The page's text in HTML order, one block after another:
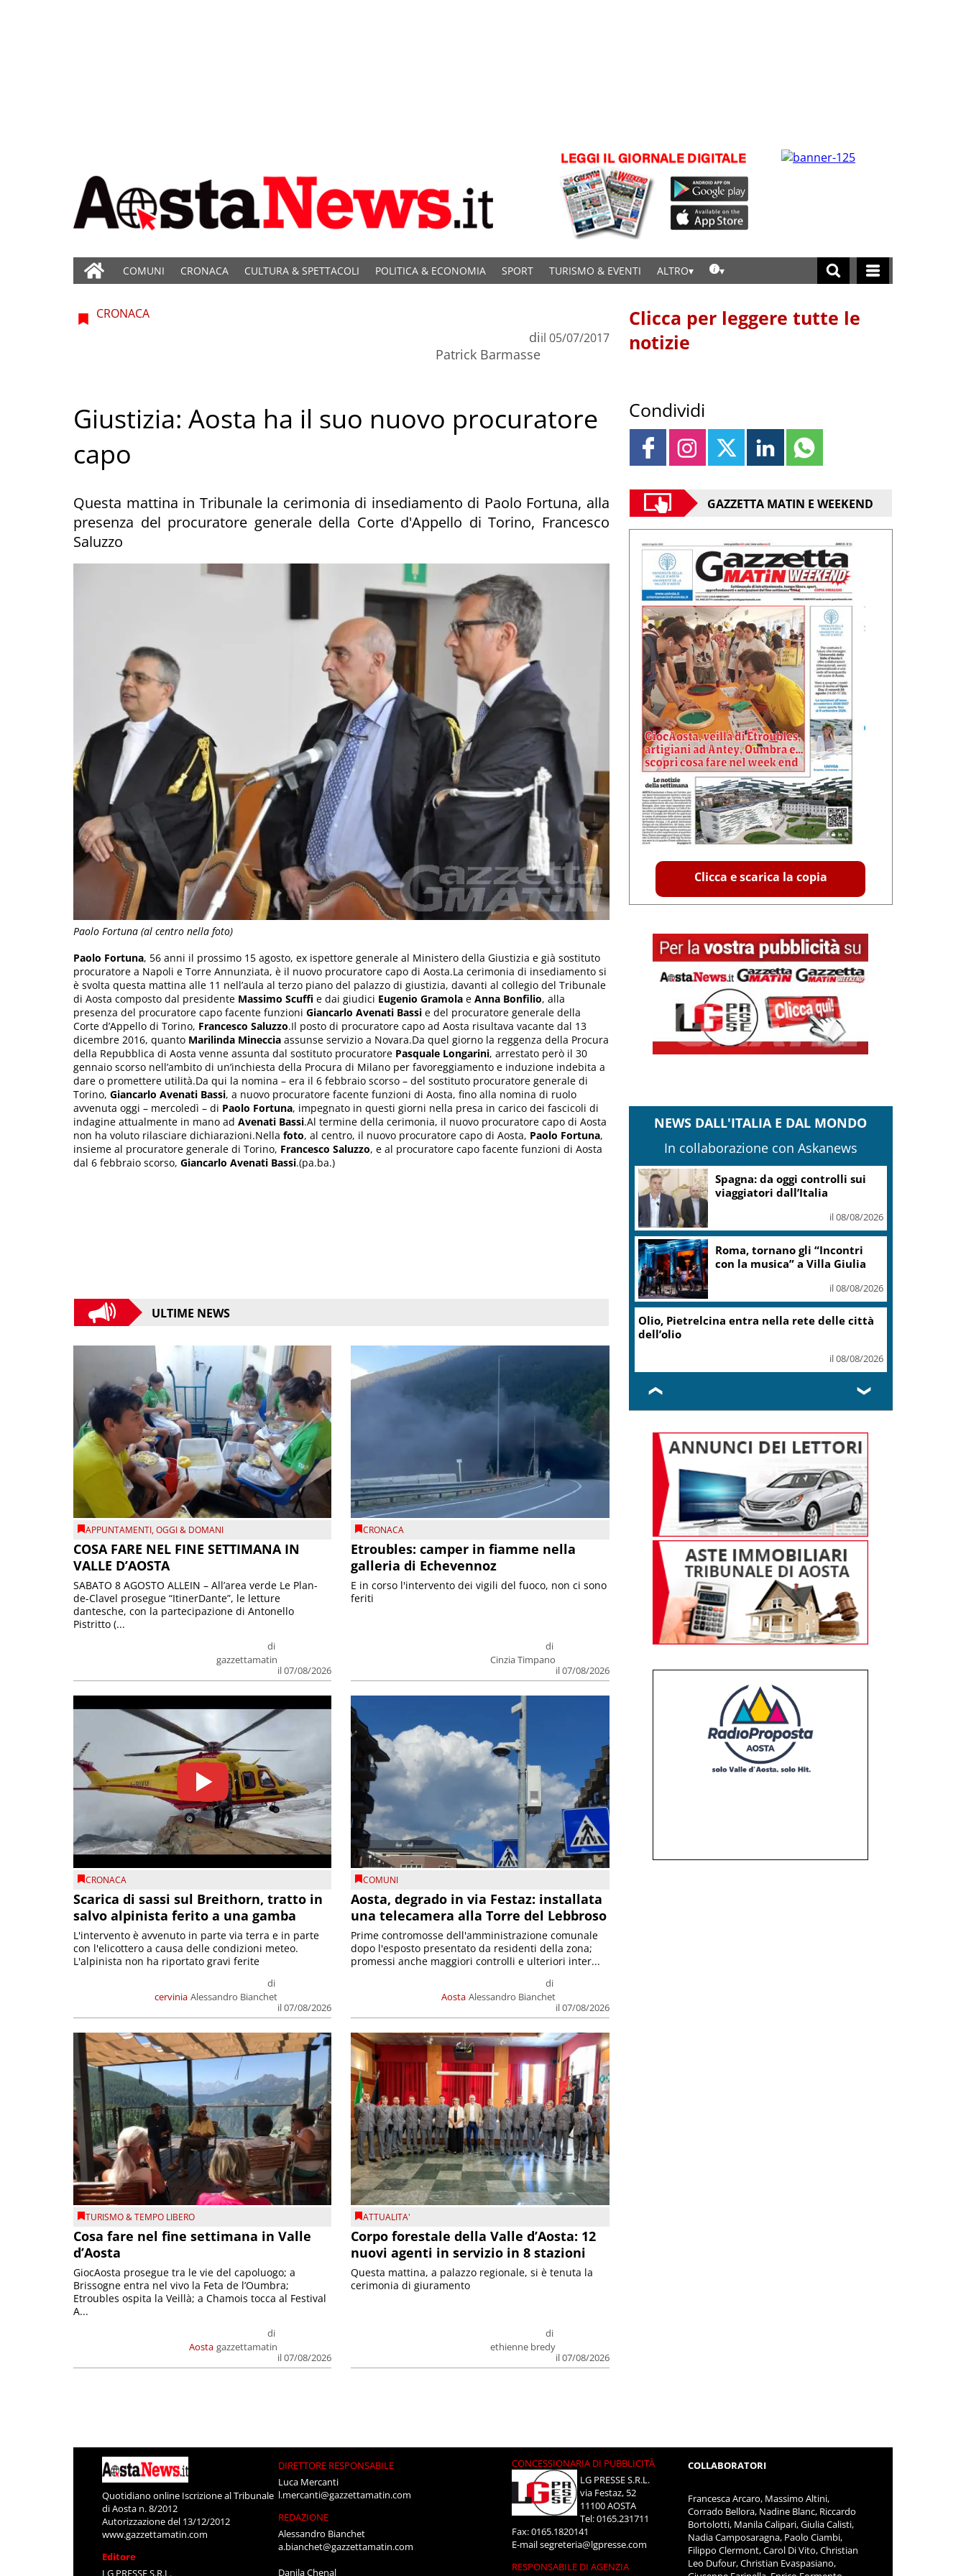
COMUNI CRONACA CULTURA & SPETTACOLI POLITICA & ECONOMIA SPORT TURISMO & EVENTI ALTRO
Paolo Fortuna (al centro nella foto)
CRONACA
di
Patrick Barmasse
il 05/07/2017
Giustizia: Aosta ha il suo nuovo procuratore
capo
Questa mattina in Tribunale la cerimonia di insediamento di Paolo Fortuna, alla
presenza del procuratore generale della Corte d'Appello di Torino, Francesco
Saluzzo
Paolo Fortuna, 56 anni il prossimo 15 agosto, ex ispettore generale al Ministero della Giustizia e già sostituto
procuratore a Napoli e Torre Annunziata, è il nuovo procuratore capo di Aosta.La cerimonia di insediamento si
è svolta questa mattina alle 11 nell’aula al terzo piano del palazzo di giustizia, davanti al collegio del Tribunale
di Aosta composto dal presidente Massimo Scuffi e dai giudici Eugenio Gramola e Anna Bonfilio, alla
presenza del procuratore capo facente funzioni Giancarlo Avenati Bassi e del procuratore generale della
Corte d’Appello di Torino, Francesco Saluzzo.Il posto di procuratore capo ad Aosta risultava vacante dal 13
dicembre 2016, quanto Marilinda Mineccia assunse servizio a Novara.Da quel giorno la reggenza della Procura
della Repubblica di Aosta venne assunta dal sostituto procuratore Pasquale Longarini, arrestato però il 30
gennaio scorso nell’ambito di un’inchiesta della Procura di Milano per favoreggiamento e induzione indebita a
dare o promettere utilità.Da qui la nomina – era il 6 febbraio scorso – del sostituto procuratore generale di
Torino, Giancarlo Avenati Bassi, a nuovo procuratore facente funzioni di Aosta, fino alla nomina di ruolo
avvenuta oggi – mercoledì – di Paolo Fortuna, impegnato in questi giorni nella presa in carico dei fascicoli di
indagine attualmente in mano ad Avenati Bassi.Al termine della cerimonia, il nuovo procuratore capo di Aosta
non ha voluto rilasciare dichiarazioni.Nella foto, al centro, il nuovo procuratore capo di Aosta, Paolo Fortuna,
insieme al procuratore generale di Torino, Francesco Saluzzo, e al procuratore capo facente funzioni di Aosta
dal 6 febbraio scorso, Giancarlo Avenati Bassi.(pa.ba.)
ULTIME NEWS
APPUNTAMENTI,OGGI & DOMANI
COSA FARE NEL FINE SETTIMANA IN
VALLE D’AOSTA
di
gazzettamatin
il 07/08/2026
SABATO 8 AGOSTO ALLEIN – All’area verde Le Plan-
de-Clavel prosegue “ItinerDante”, le letture
dantesche, con la partecipazione di Antonello
Pistritto (...
CRONACA
Etroubles: camper in fiamme nella
galleria di Echevennoz
di
Cinzia Timpano
il 07/08/2026
E in corso l'intervento dei vigili del fuoco, non ci sono
feriti
CRONACA
Scarica di sassi sul Breithorn, tratto in
salvo alpinista ferito a una gamba
cervinia
di
Alessandro Bianchet
il 07/08/2026
L'intervento è avvenuto in parte via terra e in parte
con l'elicottero a causa delle condizioni meteo.
L'alpinista non ha riportato gravi ferite
COMUNI
Aosta, degrado in via Festaz: installata
una telecamera alla Torre del Lebbroso
Aosta
di
Alessandro Bianchet
il 07/08/2026
Prime contromosse dell'amministrazione comunale
dopo l'esposto presentato da residenti della zona;
promessi anche maggiori controlli e ulteriori inter...
TURISMO & TEMPO LIBERO
Cosa fare nel fine settimana in Valle
d’Aosta
Aosta
di
gazzettamatin
il 07/08/2026
GiocAosta prosegue tra le vie del capoluogo; a
Brissogne entra nel vivo la Feta de l’Oumbra;
Etroubles ospita la Veillà; a Chamois tocca al Festival
A...
ATTUALITA'
Corpo forestale della Valle d’Aosta: 12
nuovi agenti in servizio in 8 stazioni
di
ethienne bredy
il 07/08/2026
Questa mattina, a palazzo regionale, si è tenuta la
cerimonia di giuramento
Clicca per leggere tutte le
notizie
Condividi
GAZZETTA MATIN E WEEKEND
Clicca e scarica la copia
NEWS DALL'ITALIA E DAL MONDO
In collaborazione con Askanews
Ranteghetta, Garavaglia: Stop a impianto
vittoria del territorio
il 08/08/2026
Adyen e GetYourGuide: 15
anni di innovazione per le
il 07/08/2026
il 07/08/2026
Quotidiano online Iscrizione al Tribunale
di Aosta n. 8/2012
Autorizzazione del 13/12/2012
www.gazzettamatin.com
Editore
LG PRESSE S.R.L.
DIRETTORE RESPONSABILE
Luca Mercanti
l.mercanti@gazzettamatin.com
REDAZIONE
Alessandro Bianchet
a.bianchet@gazzettamatin.com
Danila Chenal
CONCESSIONARIA DI PUBBLICITÀ
LG PRESSE S.R.L.
via Festaz, 52
11100 AOSTA
Tel: 0165.231711
Fax: 0165.1820141
E-mailsegreteria@lgpresse.com
RESPONSABILE DI AGENZIA
COLLABORATORI
Francesca Arcaro, Massimo Altini,
Corrado Bellora, Nadine Blanc, Riccardo
Bortolotti, Manila Calipari, Giulia Calisti,
Nadia Camposaragna, Paolo Ciambi,
Filippo Clermont, Carol Di Vito, Christian
Leo Dufour, Christian Evaspasiano,